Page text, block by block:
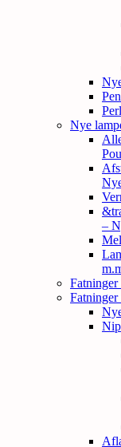
Nye
–
Fatninger